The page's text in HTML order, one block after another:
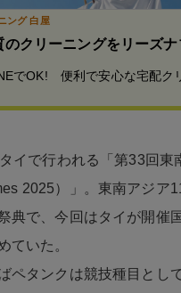
ング 白屋
のクリーニングをリーズナ
でOK! 便利で安心な宅配ク
イで行われる「第33回東
2025）」。東南アジア
典で、今回はタイが開催
ていた。
ペタンクは競技種目とし